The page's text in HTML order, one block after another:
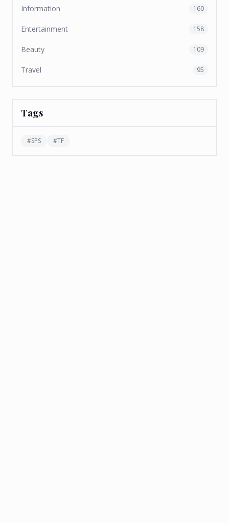
Information 160
Entertainment 158
Beauty 109
Travel 95
Tags
#SPS #TF